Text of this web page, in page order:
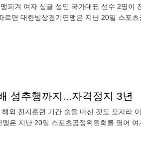
피겨 여자 싱글 성인 국가대표 선수 2명이
면 대한빙상경기연맹은 지난 20일 스포츠
성추행까지...자격정지 3년
외 전지훈련 기간 술을 마신 것도 모자라
은 지난 20일 스포츠공정위원회를 열어 여